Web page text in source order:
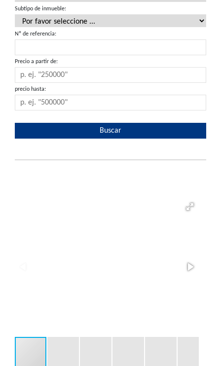
Subtipo de inmueble:
Nº de referencia:
Precio a partir de:
precio hasta: